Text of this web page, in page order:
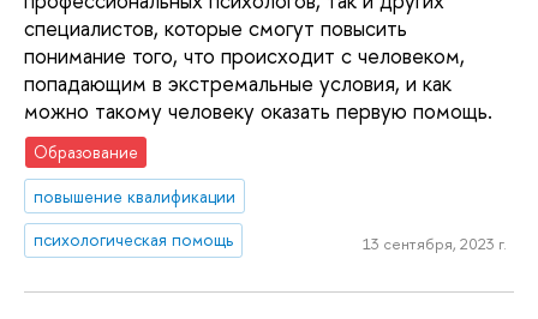
специалистов, которые смогут повысить
понимание того, что происходит с человеком,
попадающим в экстремальные условия, и как
можно такому человеку оказать первую помощь.
Образование
повышение квалификации
психологическая помощь
13 сентября, 2023 г.